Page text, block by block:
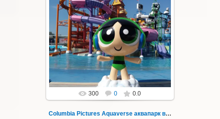
23.10.2022
Columbia Pictures Aquaverse - новый
тематический аквапарк в Паттайе.
Открыт в октябре 2022 после
модернизации и смены...
Thai-Online
300 0 0.0
Columbia Pictures Aquaverse аквапарк в Паттайе 36